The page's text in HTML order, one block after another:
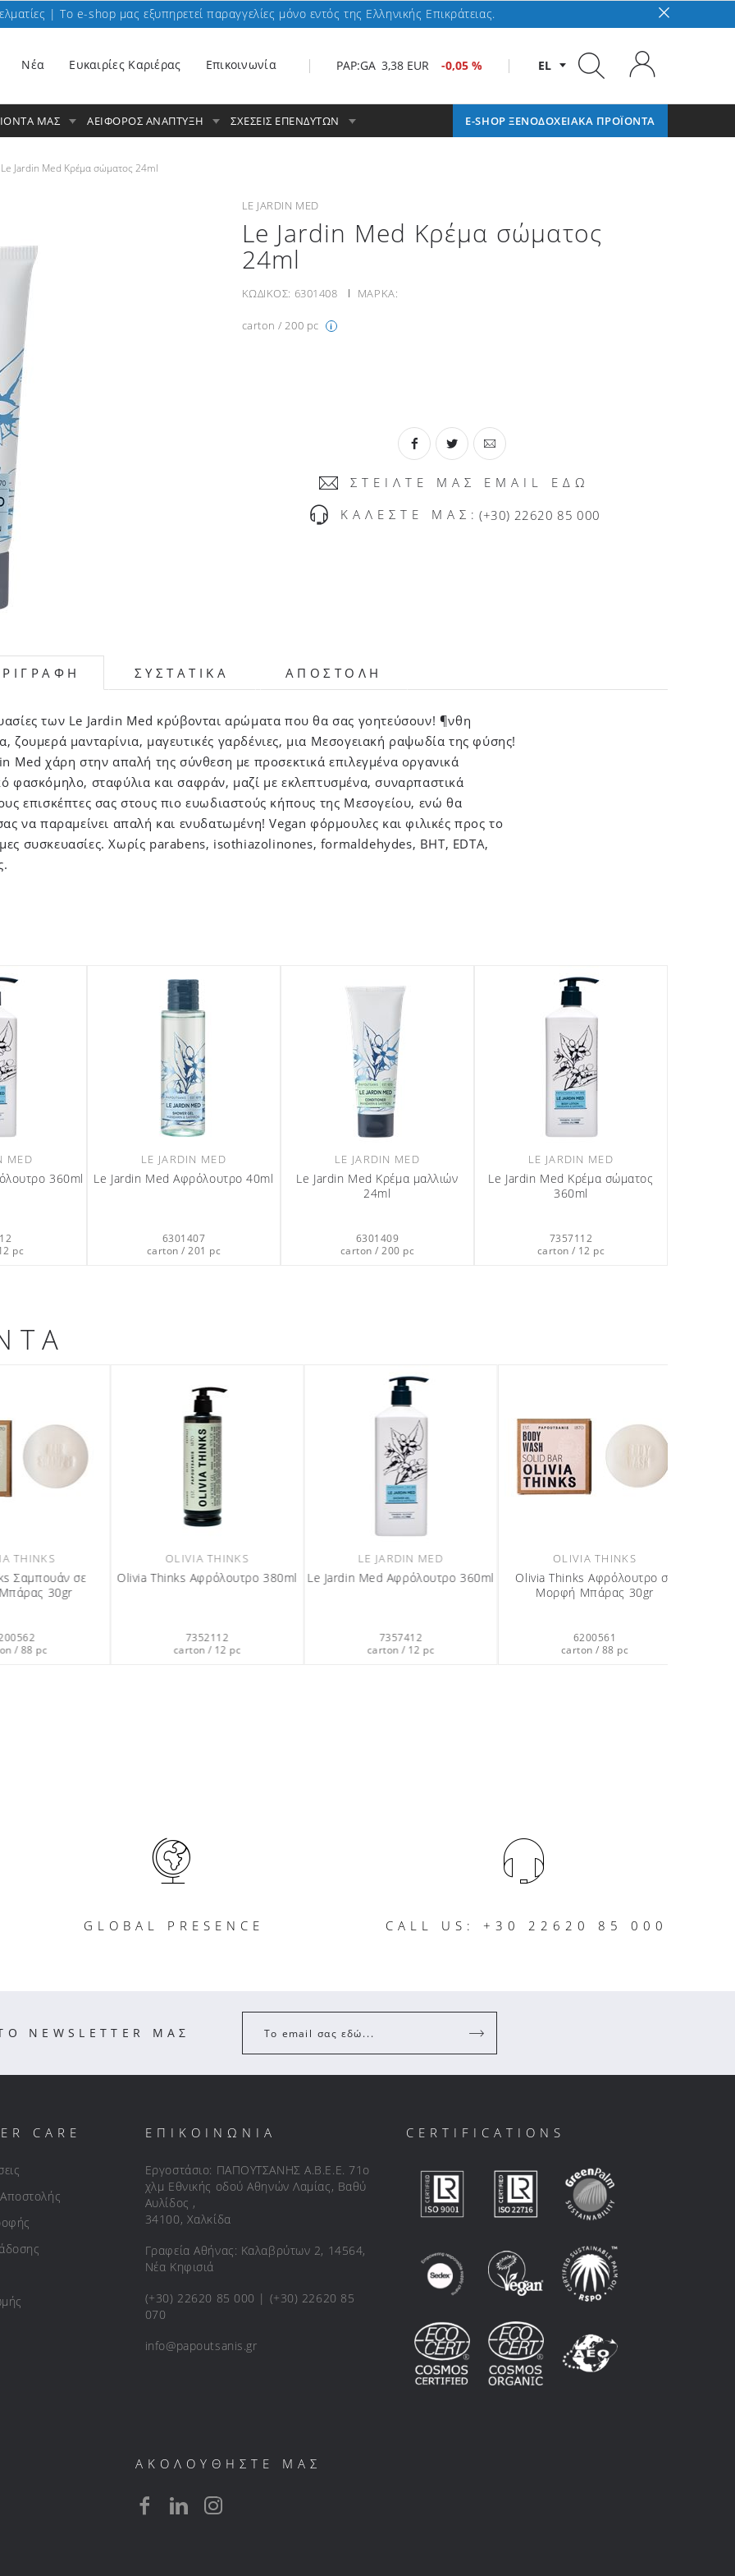
| To e-shop μας εξυπηρετεί παραγγελίες μόνο εντός της Ελληνικής Επικράτειας.
EL
PAP:GA 3,38 EUR -0,05 %
Nέα Ευκαιρίες Καριέρας Επικοινωνία
E-SHOP ΞΕΝΟΔΟΧΕΙΑΚΑ ΠΡΟΪΟΝΤΑ
ΜΑΣ ΑΕΙΦΟΡΟΣ ΑΝΑΠΤΥΞΗ ΣΧΕΣΕΙΣ ΕΠΕΝΔΥΤΩΝ
Le Jardin Med Κρέμα σώματος 24ml
LE JARDIN MED
Le Jardin Med Κρέμα σώματος
24ml
ΚΩΔΙΚΟΣ: 6301408 ΜΑΡΚΑ:
carton / 200 pc i
ΣΤΕΙΛΤΕ ΜΑΣ EMAIL ΕΔΩ
ΚΑΛΕΣΤΕ ΜΑΣ: (+30) 22620 85 000
ΣΥΣΤΑΤΙΚΑ ΑΠΟΣΤΟΛΗ
των Le Jardin Med κρύβονται αρώματα που θα σας γοητεύσουν! ¶νθη
ζουμερά μανταρίνια, μαγευτικές γαρδένιες, μια Μεσογειακή ραψωδία της φύσης!
Med χάρη στην απαλή της σύνθεση με προσεκτικά επιλεγμένα οργανικά
φασκόμηλο, σταφύλια και σαφράν, μαζί με εκλεπτυσμένα, συναρπαστικά
επισκέπτες σας στους πιο ευωδιαστούς κήπους της Μεσογείου, ενώ θα
να παραμείνει απαλή και ενυδατωμένη! Vegan φόρμουλες και φιλικές προς το
συσκευασίες. Χωρίς parabens, isothiazolinones, formaldehydes, BHT, EDTA,
MED
360ml
pc
LE JARDIN MED
Le Jardin Med Αφρόλουτρο 40ml
6301407
carton / 201 pc
LE JARDIN MED
Le Jardin Med Κρέμα μαλλιών
24ml
6301409
carton / 200 pc
LE JARDIN MED
Le Jardin Med Κρέμα σώματος
360ml
7357112
carton / 12 pc
MED
360ml
pc
OLIVIA THINKS
Olivia Thinks Αφρόλουτρο σε
6200561
carton / 88 pc
380ml
Χεριών 360ml
GLOBAL PRESENCE CALL US: +30 22620 85 000
NEWSLETTER ΜΑΣ Το email σας εδώ...
CARE ΕΠΙΚΟΙΝΩΝΙΑ
Εργοστάσιο: ΠΑΠΟΥΤΣΑΝΗΣ Α.Β.Ε.Ε. 71ο
χλμ Εθνικής οδού Αθηνών Λαμίας, Βαθύ
Αυλίδος ,
34100, Χαλκίδα
Γραφεία Αθήνας: Καλαβρύτων 2, 14564,
Νέα Κηφισιά
(+30) 22620 85 000 | (+30) 22620 85
070
info@papoutsanis.gr
CERTIFICATIONS
ΑΚΟΛΟΥΘΗΣΤΕ ΜΑΣ